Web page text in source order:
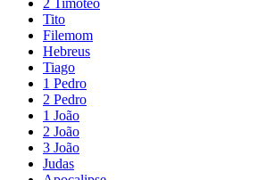
Tito
Filemom
Hebreus
Tiago
1 Pedro
2 Pedro
1 João
2 João
3 João
Judas